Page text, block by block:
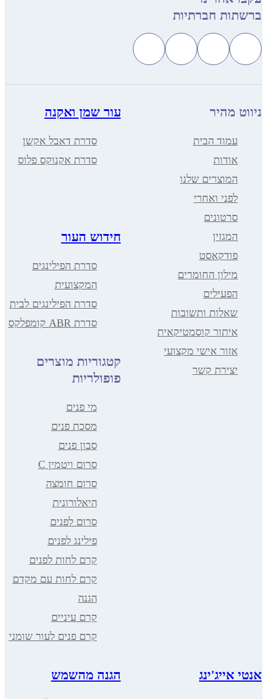
חברתיות
הבית
שלנו
ואחרי
החומרים
ותשובות
קוסמטיקאית
אישי מקצועי
קשר
עור שמן ואקנה
סדרת דאבל אקשן
סדרת אקנוקס פלוס
חידוש העור
סדרת הפילינגים
המקצועית
סדרת הפילינגים לבית
קטגוריות מוצרים
פופולריות
מסכת פנים
סבון פנים
סרום ויטמין C
סרום חומצה
היאלורונית
סרום לפנים
פילינג לפנים
קרם לחות לפנים
קרם לחות עם מקדם
קרם עיניים
קרם פנים לעור שומני
הגנה מהשמש